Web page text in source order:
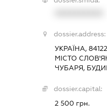
dossier.address:
УКРАЇНА,
МІСТО
ЧУБАРЯ,
dossier.capital:
2 500 грн.